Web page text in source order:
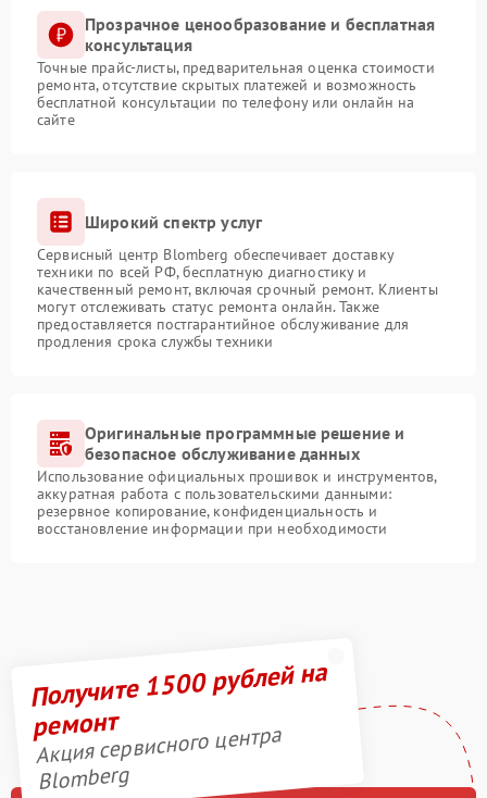
Прозрачное ценообразование и бесплатная
консультация
Точные прайс-листы, предварительная оценка стоимости
ремонта, отсутствие скрытых платежей и возможность
бесплатной консультации по телефону или онлайн на
сайте
Широкий спектр услуг
Сервисный центр Blomberg обеспечивает доставку
техники по всей РФ, бесплатную диагностику и
качественный ремонт, включая срочный ремонт. Клиенты
могут отслеживать статус ремонта онлайн. Также
предоставляется постгарантийное обслуживание для
продления срока службы техники
Оригинальные программные решение и
безопасное обслуживание данных
Использование официальных прошивок и инструментов,
аккуратная работа с пользовательскими данными:
резервное копирование, конфиденциальность и
восстановление информации при необходимости
Получите 1500 рублей на
ремонт
Акция сервисного центра
Blomberg